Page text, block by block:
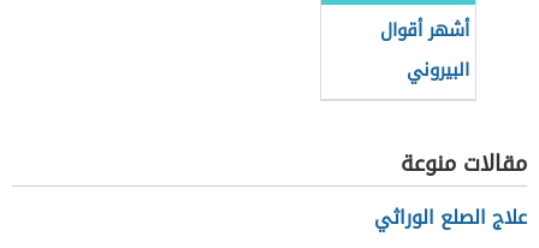
أشهر أقوال
البيروني
مقالات منوعة
علاج الصلع الوراثي